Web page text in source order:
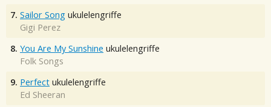
7. Sailor Song ukulelengriffe
Gigi Perez
8. You Are My Sunshine ukulelengriffe
Folk Songs
9. Perfect ukulelengriffe
Ed Sheeran